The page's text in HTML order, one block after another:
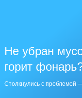
Не убран
горит
Столкнулись с проблемой